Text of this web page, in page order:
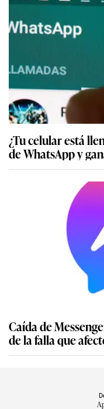
¿Tu celular está
de WhatsApp y
Caída de
de la falla que